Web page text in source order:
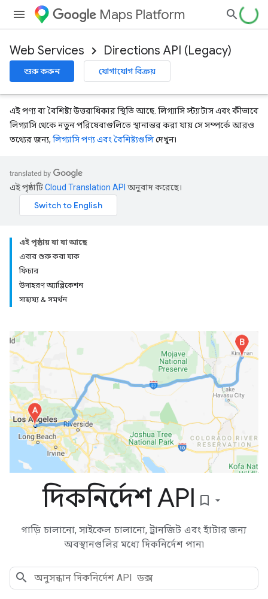
Maps Platform
Web Services Directions API (Legacy)
শুরু করুন যোগাযোগ বিক্রয়
এই পণ্য বা বৈশিষ্ট্য উত্তরাধিকার স্থিতি আছে. লিগ্যাসি স্ট্যাটাস এবং কীভাবে
লিগ্যাসি থেকে নতুন পরিষেবাগুলিতে স্থানান্তর করা যায় সে সম্পর্কে আরও
তথ্যের জন্য, লিগ্যাসি পণ্য এবং বৈশিষ্ট্যগুলিদেখুন৷
এই পৃষ্ঠাটিCloud Translation API অনুবাদ করেছে।
এই পৃষ্ঠায় যা যা আছে
এবার শুরু করা যাক
ফিচার
উদাহরণ অ্যাপ্লিকেশন
সাহায্য & সমর্থন
দিকনির্দেশ API bookmark_border
গাড়ি চালানো, সাইকেল চালানো, ট্রানজিট এবং হাঁটার জন্য
অবস্থানগুলির মধ্যে দিকনির্দেশ পান৷